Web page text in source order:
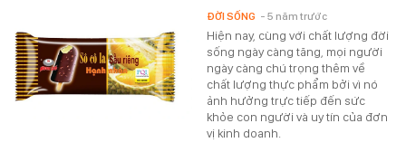
Hiện nay, cùng với chất lượng đời
sống ngày càng tăng, mọi người
ngày càng chú trọng thêm về
chất lượng thực phẩm bởi vì nó
ảnh hưởng trực tiếp đến sức
khỏe con người và uy tín của đơn
vị kinh doanh.
ĐỜI SỐNG - 5 năm trước